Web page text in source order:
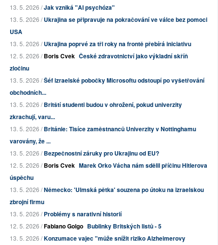
13. 5. 2026 /Jak vzniká "AI psychóza"
13. 5. 2026 /Ukrajina se připravuje na pokračování ve válce bez pomoci
USA
13. 5. 2026 /Ukrajina poprvé za tři roky na frontě přebírá iniciativu
12. 5. 2026 /Boris Cvek České zdravotnictví jako výkladní skříň
zločinu
13. 5. 2026 /Šéf izraelské pobočky Microsoftu odstoupí po vyšetřování
obchodních...
13. 5. 2026 /Britští studenti budou v ohrožení, pokud univerzity
zkrachují, varu...
13. 5. 2026 /Británie: Tisíce zaměstnanců Univerzity v Nottinghamu
varovány, že ...
13. 5. 2026 /Bezpečnostní záruky pro Ukrajinu od EU?
12. 5. 2026 /Boris Cvek Marek Orko Vácha nám sdělil příčinu Hitlerova
úspěchu
13. 5. 2026 /Německo: 'Ulmská pětka' souzena po útoku na izraelskou
zbrojní firmu
13. 5. 2026 /Problémy s narativní historií
12. 5. 2026 /Fabiano Golgo Bublinky Britských listů - 5
13. 5. 2026 /Konzumace vajec "může snížit riziko Alzheimerovy